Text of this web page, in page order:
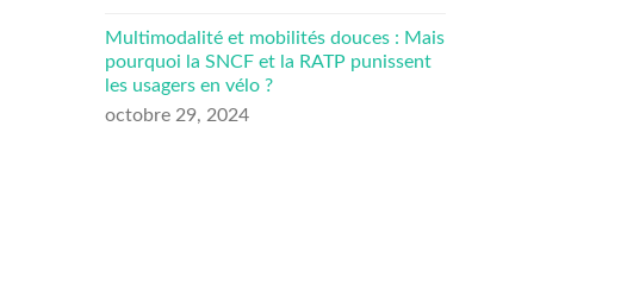
Multimodalité et mobilités douces : Mais
pourquoi la SNCF et la RATP punissent
les usagers en vélo ?
octobre 29, 2024